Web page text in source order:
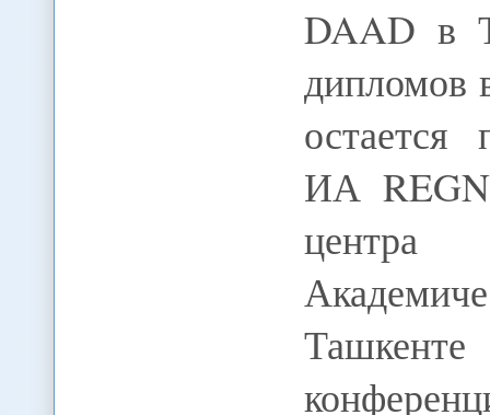
DAAD в
дипломов
остается
ИА